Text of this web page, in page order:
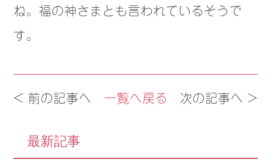
ね。福の神さまとも言われているそうで
す。
< 前の記事へ 一覧へ戻る 次の記事へ >
最新記事